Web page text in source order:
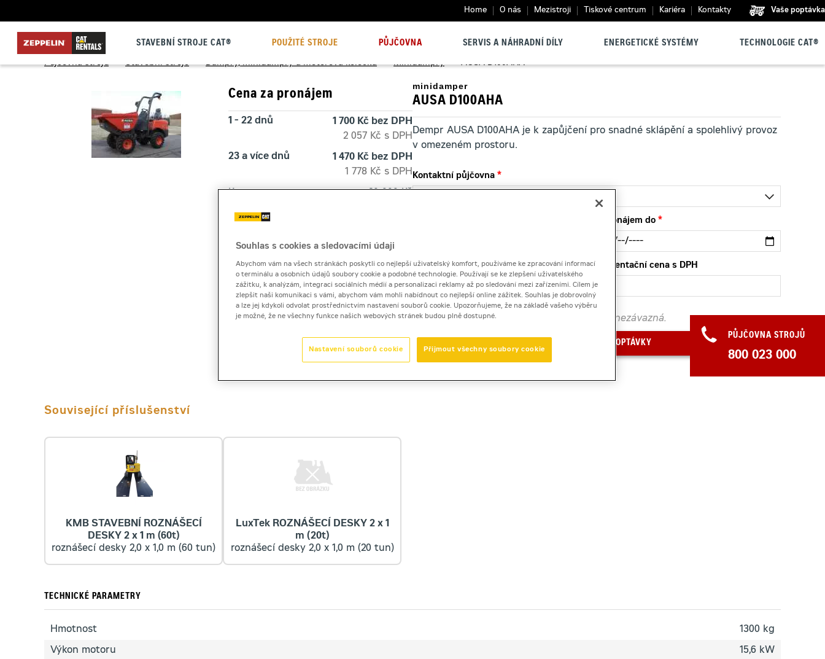
Home O nás Mezistroji Tiskové centrum Kariéra Kontakty Vaše poptávka
STAVEBNÍ STROJE CAT® POUŽITÉ STROJE PŮJČOVNA SERVIS A NÁHRADNÍ DÍLY ENERGETICKÉ SYSTÉMY TECHNOLOGIE CAT®
PŮJČOVNA STROJŮ
800 023 000
Půjčovna strojů > Stavební stroje > Dampry, minidampry a motorová kolečka > Minidampry > AUSA D100AHA
Cena za pronájem
1 - 22 dnů
1 700 Kč bez DPH
2 057 Kč s DPH
23 a více dnů
1 470 Kč bez DPH
1 778 Kč s DPH
Kauce 20 000 Kč
minidamper
AUSA D100AHA
Dempr AUSA D100AHA je k zapůjčení pro snadné sklápění a spolehlivý provoz
v omezeném prostoru.
Kontaktní půjčovna
Pronájem do
Počet dní Orientační cena s DPH
Zobrazená cena je orientační. Poptávka je nezávazná.
PŘIDAT DO POPTÁVKY
Související příslušenství
KMB STAVEBNÍ ROZNÁŠECÍ
DESKY 2 x 1 m (60t)
roznášecí desky 2,0 x 1,0 m (60 tun)
LuxTek ROZNÁŠECÍ DESKY 2 x 1
m (20t)
roznášecí desky 2,0 x 1,0 m (20 tun)
TECHNICKÉ PARAMETRY
Hmotnost 1300 kg
Výkon motoru 15,6 kW
Souhlas s cookies a sledovacími údaji
Abychom vám na všech stránkách poskytli co nejlepší uživatelský komfort, používáme ke zpracování informací
o terminálu a osobních údajů soubory cookie a podobné technologie. Používají se ke zlepšení uživatelského
zážitku, k analýzám, integraci sociálních médií a personalizaci reklamy až po sledování mezi zařízeními. Cílem je
zlepšit naši komunikaci s vámi, abychom vám mohli nabídnout co nejlepší online zážitek. Souhlas je dobrovolný
a lze jej kdykoli odvolat prostřednictvím nastavení souborů cookie. Upozorňujeme, že na základě vašeho výběru
je možné, že ne všechny funkce našich webových stránek budou plně dostupné.
Přijmout všechny soubory cookie
Nastavení souborů cookie